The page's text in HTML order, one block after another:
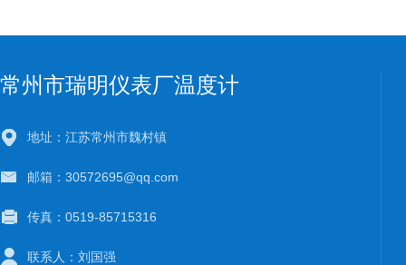
常州市瑞明仪表厂温度计
地址：江苏常州市魏村镇
邮箱：30572695@qq.com
传真：0519-85715316
联系人：刘国强